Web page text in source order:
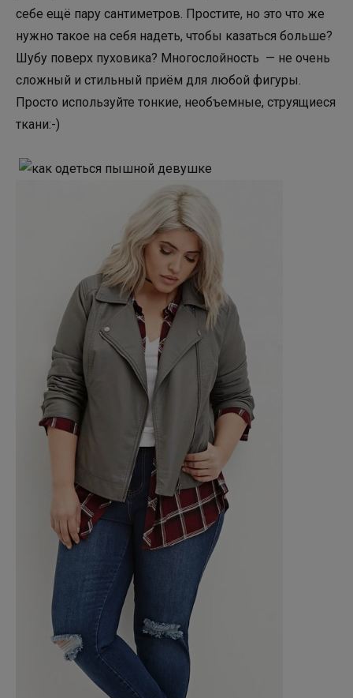
себе ещё пару сантиметров. Простите, но это что же
нужно такое на себя надеть, чтобы казаться больше?
Шубу поверх пуховика? Многослойность — не очень
сложный и стильный приём для любой фигуры.
Просто используйте тонкие, необъемные, струящиеся
ткани:-)